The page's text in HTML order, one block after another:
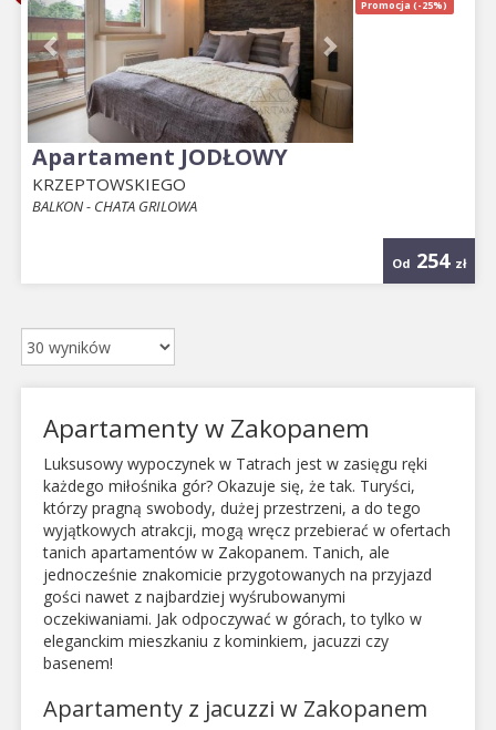
Od 254 zł
Promocja (-25%)
Apartament JODŁOWY
KRZEPTOWSKIEGO
BALKON - CHATA GRILOWA
Apartamenty w Zakopanem
Luksusowy wypoczynek w Tatrach jest w zasięgu ręki
każdego miłośnika gór? Okazuje się, że tak. Turyści,
którzy pragną swobody, dużej przestrzeni, a do tego
wyjątkowych atrakcji, mogą wręcz przebierać w ofertach
tanich apartamentów w Zakopanem. Tanich, ale
jednocześnie znakomicie przygotowanych na przyjazd
gości nawet z najbardziej wyśrubowanymi
oczekiwaniami. Jak odpoczywać w górach, to tylko w
eleganckim mieszkaniu z kominkiem, jacuzzi czy
basenem!
Apartamenty z jacuzzi w Zakopanem